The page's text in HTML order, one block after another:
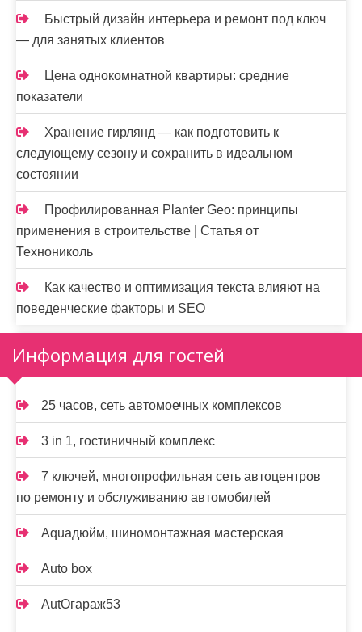
Быстрый дизайн интерьера и ремонт под ключ
— для занятых клиентов
Цена однокомнатной квартиры: средние
показатели
Хранение гирлянд — как подготовить к
следующему сезону и сохранить в идеальном
состоянии
Профилированная Planter Geo: принципы
применения в строительстве | Статья от
Технониколь
Как качество и оптимизация текста влияют на
поведенческие факторы и SEO
Информация для гостей
25 часов, сеть автомоечных комплексов
3 in 1, гостиничный комплекс
7 ключей, многопрофильная сеть автоцентров
по ремонту и обслуживанию автомобилей
Aquaдюйм, шиномонтажная мастерская
Auto box
AutOгараж53